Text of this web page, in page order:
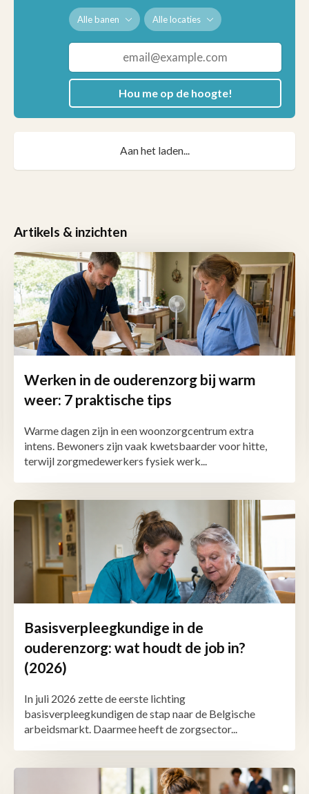
Alle banen Alle locaties
Hou me op de hoogte!
Aan het laden...
Artikels & inzichten
Werken in de ouderenzorg bij warm
weer: 7 praktische tips
Warme dagen zijn in een woonzorgcentrum extra
intens. Bewoners zijn vaak kwetsbaarder voor hitte,
terwijl zorgmedewerkers fysiek werk...
Basisverpleegkundige in de
ouderenzorg: wat houdt de job in?
(2026)
In juli 2026 zette de eerste lichting
basisverpleegkundigen de stap naar de Belgische
arbeidsmarkt. Daarmee heeft de zorgsector...